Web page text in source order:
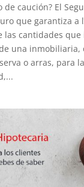
de caución? El
que garantiza a
las cantidades que
una inmobiliaria,
o arras, para